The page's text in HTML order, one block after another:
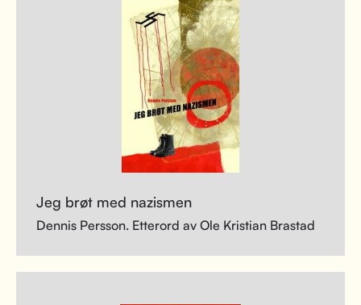
Jeg brøt med nazismen
Dennis Persson. Etterord av Ole Kristian Brastad